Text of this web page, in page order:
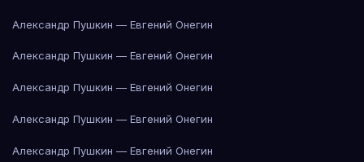
Александр Пушкин — Евгений Онегин
Александр Пушкин — Евгений Онегин
Александр Пушкин — Евгений Онегин
Александр Пушкин — Евгений Онегин
Александр Пушкин — Евгений Онегин